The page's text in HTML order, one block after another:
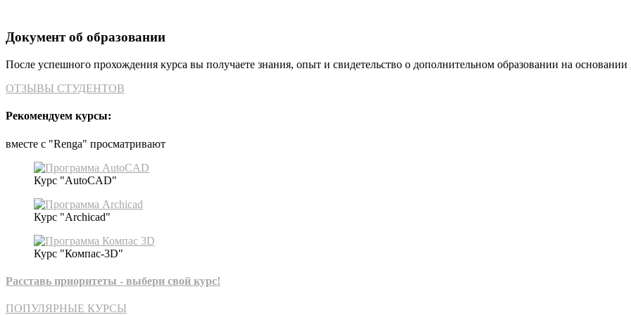
Документ об образовании
После успешного прохождения курса вы получаете знания, опыт и свидетельство о дополнительном образовании на основании
ОТЗЫВЫ СТУДЕНТОВ
Рекомендуем курсы:
вместе с "Renga" просматривают
Курс "AutoCAD"
Курс "Archicad"
Курс "Компас-3D"
Расставь приоритеты - выбери свой курс!​
ПОПУЛЯРНЫЕ КУРСЫ